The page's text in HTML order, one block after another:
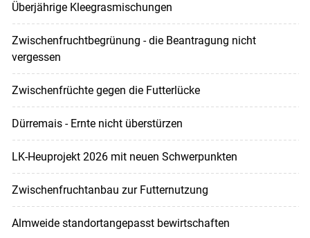
Überjährige Kleegrasmischungen
Zwischenfruchtbegrünung - die Beantragung nicht
vergessen
Zwischenfrüchte gegen die Futterlücke
Dürremais - Ernte nicht überstürzen
LK-Heuprojekt 2026 mit neuen Schwerpunkten
Zwischenfruchtanbau zur Futternutzung
Almweide standortangepasst bewirtschaften